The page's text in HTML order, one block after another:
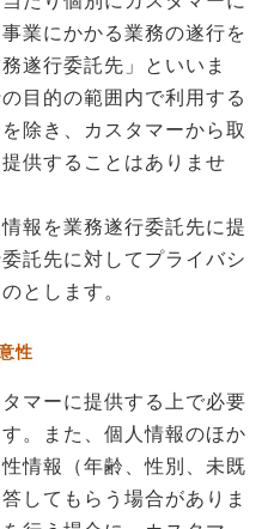
業にかかる業務の遂行を
遂行委託先」といいま
目的の範囲内で利用する
除き、カスタマーから取
供することはありませ
報を業務遂行委託先に提
託先に対してプライバシ
とします。
性
マーに提供する上で必要
。また、個人情報のほか
情報（年齢、性別、未既
してもらう場合がありま